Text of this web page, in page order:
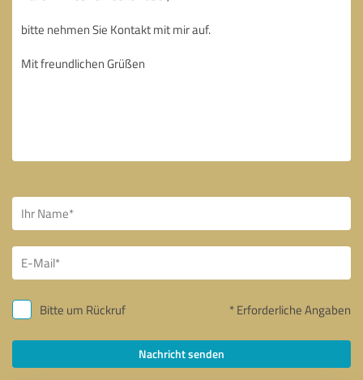
Bitte um Rückruf * Erforderliche Angaben
Nachricht senden